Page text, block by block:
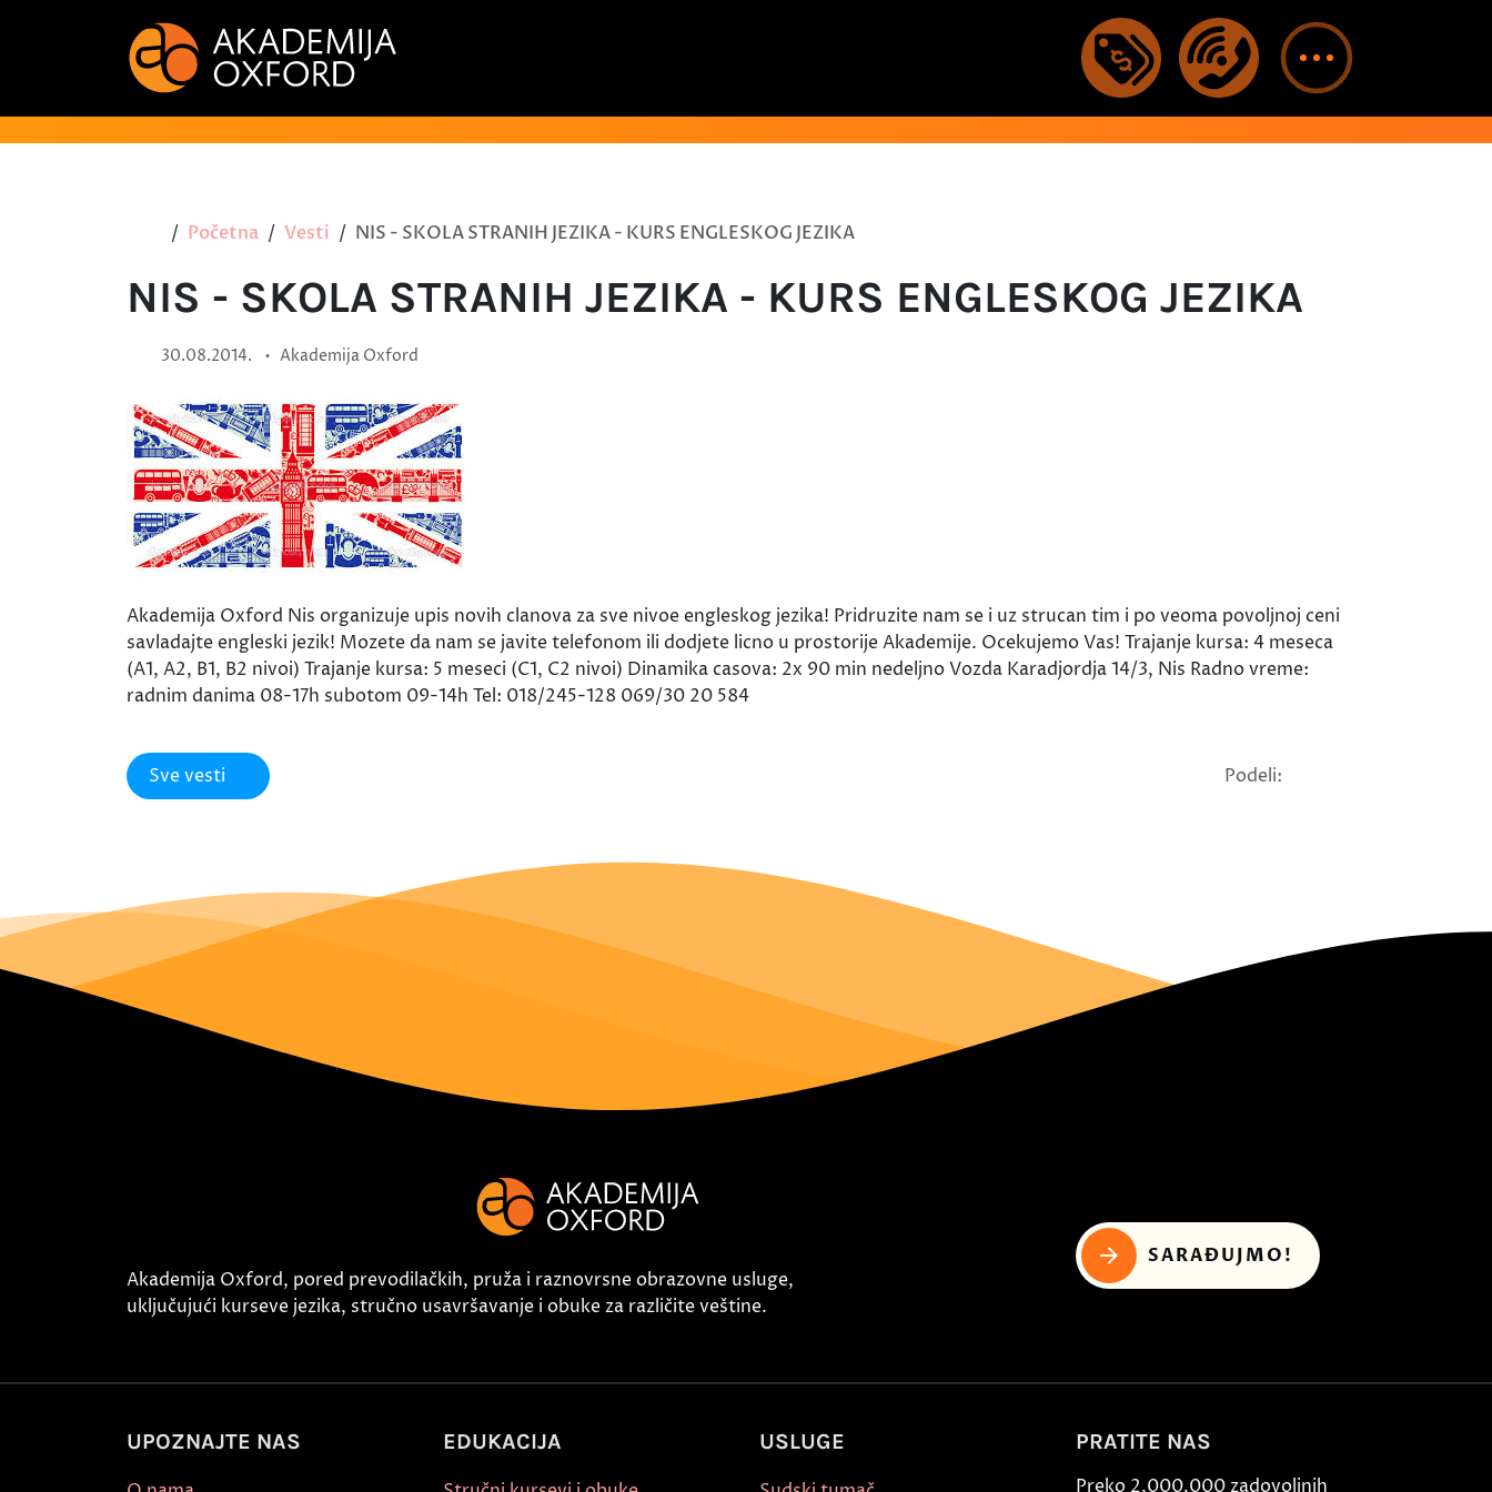
Početna Vesti NIS - SKOLA STRANIH JEZIKA - KURS ENGLESKOG JEZIKA
NIS - SKOLA STRANIH JEZIKA - KURS ENGLESKOG JEZIKA
30.08.2014. • Akademija Oxford
Akademija Oxford Nis organizuje upis novih clanova za sve nivoe engleskog jezika! Pridruzite nam se i uz strucan tim i po veoma povoljnoj ceni
savladajte engleski jezik! Mozete da nam se javite telefonom ili dodjete licno u prostorije Akademije. Ocekujemo Vas! Trajanje kursa: 4 meseca
(A1, A2, B1, B2 nivoi) Trajanje kursa: 5 meseci (C1, C2 nivoi) Dinamika casova: 2x 90 min nedeljno Vozda Karadjordja 14/3, Nis Radno vreme:
radnim danima 08-17h subotom 09-14h Tel: 018/245-128 069/30 20 584
Sve vesti Podeli:
Akademija Oxford, pored prevodilačkih, pruža i raznovrsne obrazovne usluge,
uključujući kurseve jezika, stručno usavršavanje i obuke za različite veštine.
SARAĐUJMO!
UPOZNAJTE NAS EDUKACIJA USLUGE PRATITE NAS
Preko 2.000.000 zadovoljnih